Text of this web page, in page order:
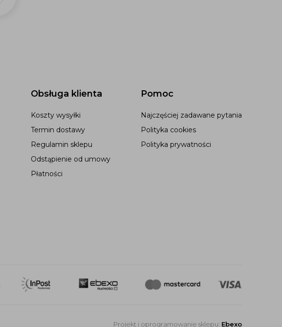
Obsługa klienta
Koszty wysyłki
Termin dostawy
Regulamin sklepu
Odstąpienie od umowy
Płatności
Pomoc
Najczęściej zadawane pytania
Polityka cookies
Polityka prywatności
Projekt i oprogramowanie sklepu: Ebexo